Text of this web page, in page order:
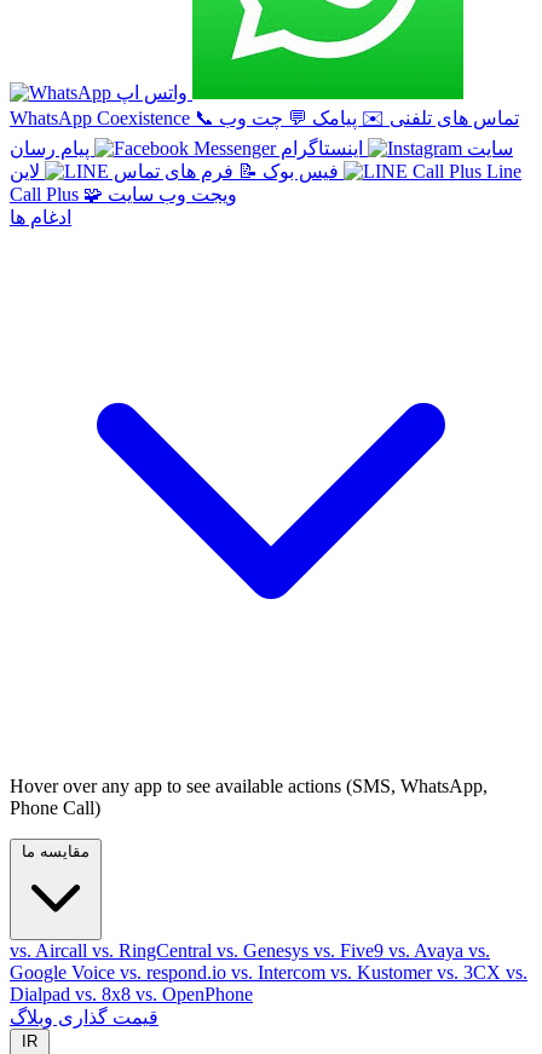
WhatsApp Coexistence 📞 تماس های تلفنی ✉️ پیامک 💬 چت وب
سایت
اینستاگرام
پیام رسان
فیس بوک 📝 فرم های تماس
Line
Call Plus 🧩 ویجت وب سایت
ادغام ها
Hover over any app to see available actions (SMS, WhatsApp,
Phone Call)
vs. Aircall vs. RingCentral vs. Genesys vs. Five9 vs. Avaya vs.
Google Voice vs. respond.io vs. Intercom vs. Kustomervs. 3CX vs.
Dialpad vs. 8x8 vs. OpenPhone
قیمت گذاری وبلاگ
IR